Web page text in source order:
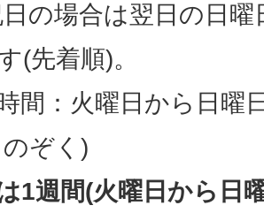
の場合は翌日の日曜
(先着順)。
間：火曜日から日曜
ぞく)
1週間(火曜日から日